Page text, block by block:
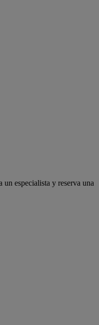
especialista y reserva una